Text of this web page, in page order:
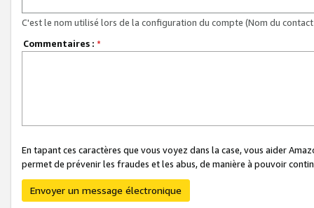
C'est le nom utilisé lors de la configuration du compte (Nom du
Commentaires : *
En tapant ces caractères que vous voyez dans la case, vous aider
permet de prévenir les fraudes et les abus, de manière à pouvoir
Envoyer un message électronique